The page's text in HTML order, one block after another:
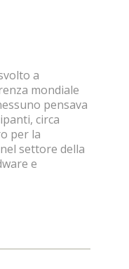
a
mondiale
pensava
circa
per la
settore della
e